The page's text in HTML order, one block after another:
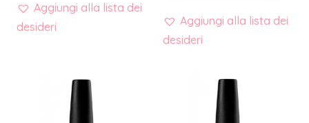
Aggiungi alla lista dei
desideri
Aggiungi alla lista dei
desideri